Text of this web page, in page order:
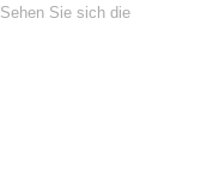
Sehen Sie sich die